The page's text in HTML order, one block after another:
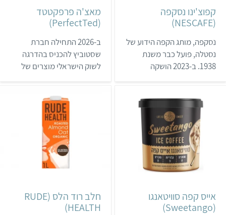
קפוצ'ינו נסקפה
(NESCAFE)
נסקפה, מותג הקפה הידוע של
נסטלה, פועל כבר משנת
1938. ב-2023 הושקה
שיבולת שועל, קוקוס או
שקדים מחליפים את חלב
הפרה כדי להגיע למרקם
הקטיפתי. המוצר נמכר
בסופר-פארם וברשתות מזון.
מאצ'ה פרפקטטד
(PerfectTed)
ב-2026 התחילה חברת
שסטוביץ להכניס בהדרגה
לשוק הישראלי מוצרים של
המוצרים ניתן לרכוש בחלק
מבתי הקפה וברשתות סופר
פארם, חצי חינם וטיב טעם.
אייס קפה סוויטאנגו
(Sweetango)
חלב רוד הלס (RUDE
HEALTH)